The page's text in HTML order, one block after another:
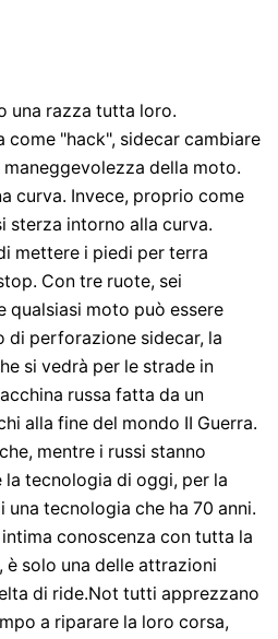
una razza tutta loro.
"hack", sidecar cambiare
della moto.
curva. Invece, proprio come
sterza intorno alla curva.
mettere i piedi per terra
Con tre ruote, sei
qualsiasi moto può essere
perforazione sidecar, la
si vedrà per le strade in
russa fatta da un
alla fine del mondo II Guerra.
mentre i russi stanno
tecnologia di oggi, per la
tecnologia che ha 70 anni.
conoscenza con tutta la
solo una delle attrazioni
di ride.Not tutti apprezzano
a riparare la loro corsa,